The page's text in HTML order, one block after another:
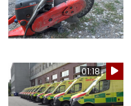
01:18